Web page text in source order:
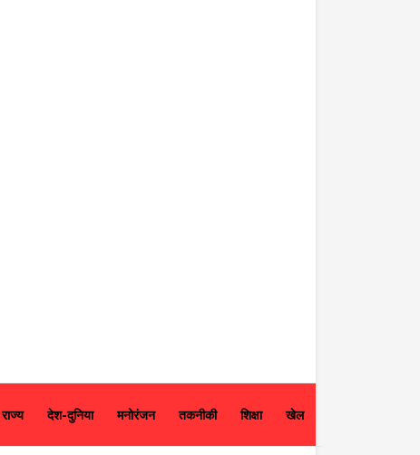
राज्य देश-दुनिया मनोरंजन तकनीकी शिक्षा खेल